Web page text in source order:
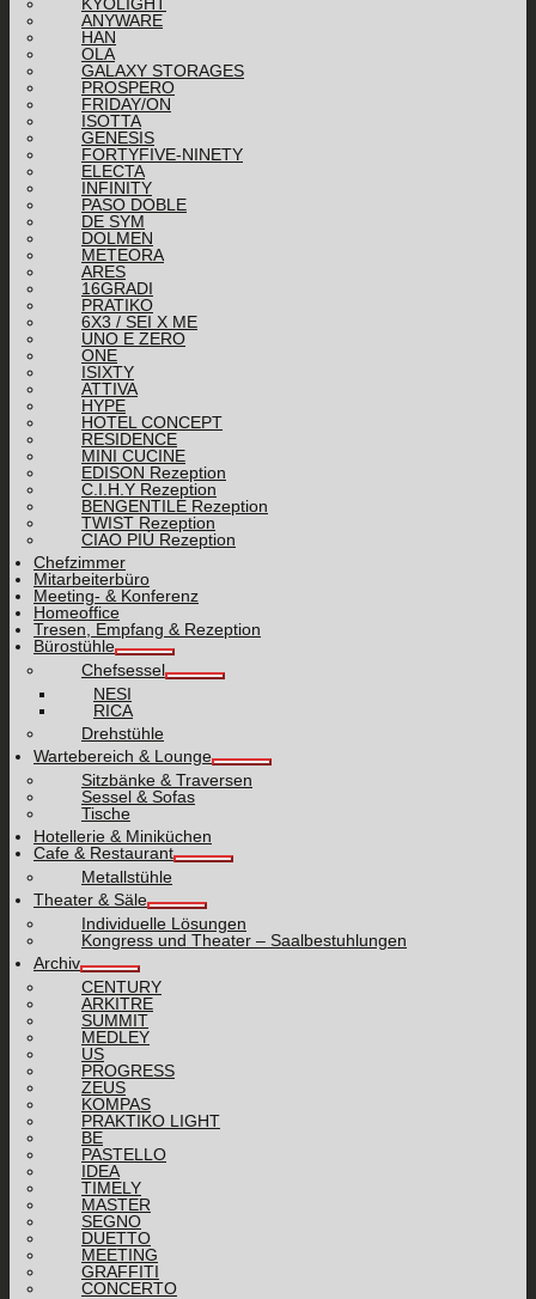
ANYWARE
HAN
OLA
GALAXY STORAGES
PROSPERO
FRIDAY/ON
ISOTTA
GENESIS
FORTYFIVE-NINETY
ELECTA
INFINITY
PASO DOBLE
DE SYM
DOLMEN
METEORA
ARES
16GRADI
PRATIKO
6X3 / SEI X ME
UNO E ZERO
ONE
ISIXTY
ATTIVA
HYPE
HOTEL CONCEPT
RESIDENCE
MINI CUCINE
EDISON Rezeption
C.I.H.Y Rezeption
BENGENTILE Rezeption
TWIST Rezeption
CIAO PIÙ Rezeption
Chefzimmer
Mitarbeiterbüro
Meeting- & Konferenz
Homeoffice
Tresen, Empfang & Rezeption
Bürostühle
Chefsessel
NESI
RICA
Drehstühle
Wartebereich & Lounge
Sitzbänke & Traversen
Sessel & Sofas
Tische
Hotellerie & Miniküchen
Cafe & Restaurant
Metallstühle
Theater & Säle
Individuelle Lösungen
Kongress und Theater – Saalbestuhlungen
Archiv
CENTURY
ARKITRE
SUMMIT
MEDLEY
US
PROGRESS
ZEUS
KOMPAS
PRAKTIKO LIGHT
BE
PASTELLO
IDEA
TIMELY
MASTER
SEGNO
DUETTO
MEETING
GRAFFITI
CONCERTO